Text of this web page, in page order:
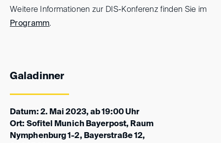
Weitere Informationen zur DIS-Konferenz finden Sie im
Programm.
Galadinner
Datum: 2. Mai 2023, ab 19:00 Uhr
Ort: Sofitel Munich Bayerpost, Raum
Nymphenburg 1-2, Bayerstraße 12,